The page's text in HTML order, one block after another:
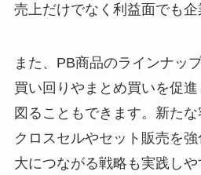
売上だけでなく利益面でも企
また、PB商品のラインナッ
買い回りやまとめ買いを促
図ることもできます。新たな
クロスセルやセット販売を
大につながる戦略も実践しや